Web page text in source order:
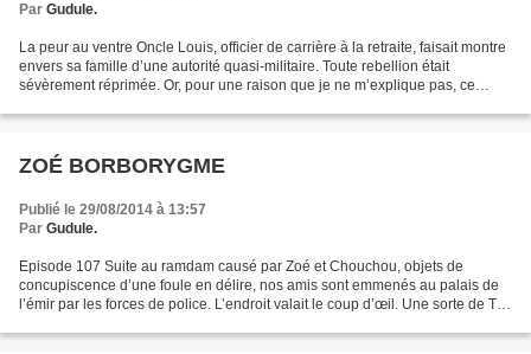
Par Gudule.
La peur au ventre Oncle Louis, officier de carrière à la retraite, faisait montre
envers sa famille d’une autorité quasi-militaire. Toute rebellion était
sévèrement réprimée. Or, pour une raison que je ne m’explique pas, ce
ZOÉ BORBORYGME
Publié le 29/08/2014 à 13:57
Par Gudule.
Episode 107 Suite au ramdam causé par Zoé et Chouchou, objets de
concupiscence d’une foule en délire, nos amis sont emmenés au palais de
l’émir par les forces de police. L’endroit valait le coup d’œil. Une sorte de Taj-